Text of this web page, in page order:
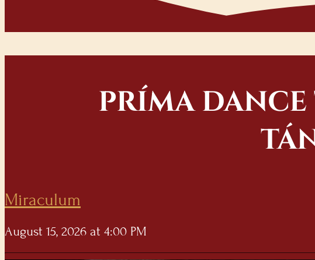
PRÍMA DANCE
Miraculum
August 15, 2026 at 4:00 PM